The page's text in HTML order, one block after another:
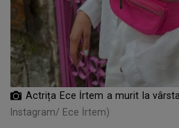
Actrița Ece İrtem a murit la
Instagram/ Ece İrtem)